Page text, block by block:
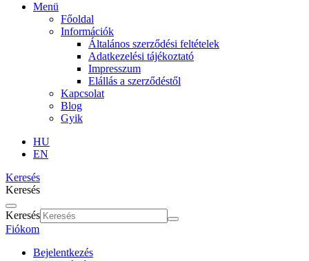
Menü
Főoldal
Információk
Általános szerződési feltételek
Adatkezelési tájékoztató
Impresszum
Elállás a szerződéstől
Kapcsolat
Blog
Gyik
HU
EN
Keresés
Keresés
Keresés
Fiókom
Bejelentkezés